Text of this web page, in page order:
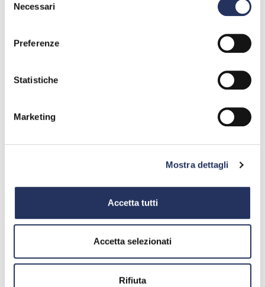
delNecessari
Preferenze
Statistiche
Marketing
Mostra dettagli
Accetta tutti
Accetta selezionati
Rifiuta
LIQUEFATTI
TROVA IL TUO